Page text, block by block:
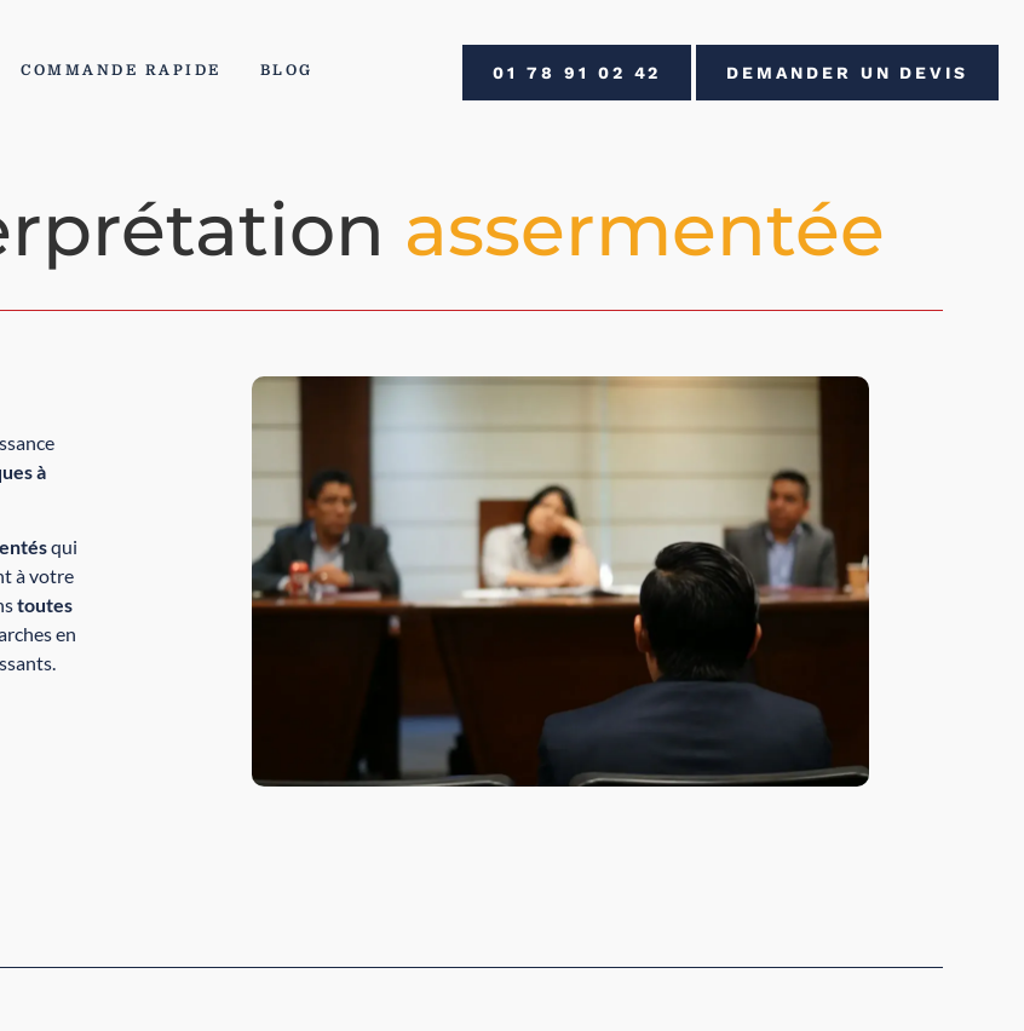
COMMANDE RAPIDE BLOG 01 78 91 02 42 DEMANDER UN DEVIS
assermentée
à
qui
à votre
toutes
en